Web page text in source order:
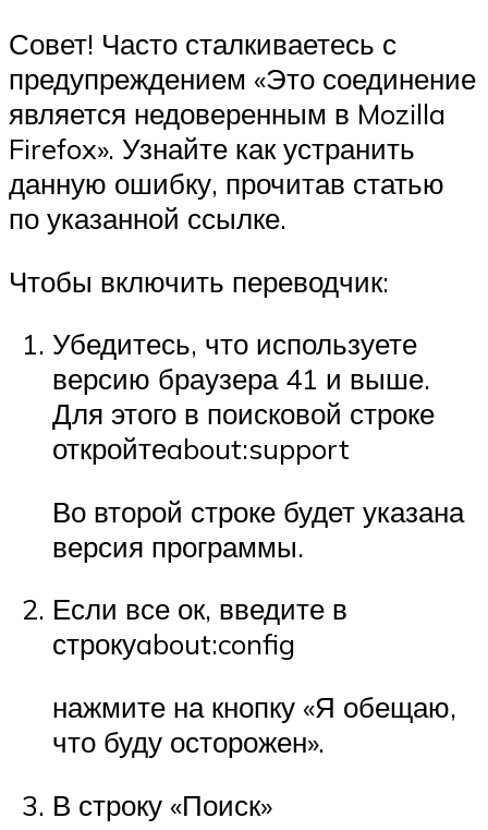
Совет! Часто сталкиваетесь с
предупреждением «Это соединение
является недоверенным в Mozilla
Firefox». Узнайте как устранить
данную ошибку, прочитав статью
по указанной ссылке.
Чтобы включить переводчик:
Убедитесь, что используете
версию браузера 41 и выше.
Для этого в поисковой строке
откройтеabout:support
Во второй строке будет указана
версия программы.
Если все ок, введите в
строкуabout:config
нажмите на кнопку «Я обещаю,
что буду осторожен».
В строку «Поиск»